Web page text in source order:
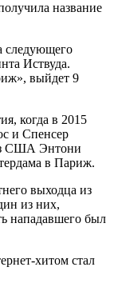
название
следующего
Иствуда.
выйдет 9
когда в 2015
и Спенсер
США Энтони
в Париж.
выходца из
из них,
нападавшего был
хитом стал